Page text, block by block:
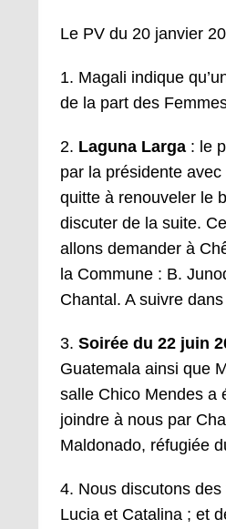
Le PV du 20 janvier
1. Magali indique
de la part des
2. Laguna Larga : le
par la présidente
quitte à renouveler le
discuter de la suite.
allons demander à
la Commune : B.
Chantal. A suivre
3. Soirée du 22 juin
Guatemala ainsi que
salle Chico Mendes a
joindre à nous par
Maldonado, réfugiée
4. Nous discutons
Lucia et Catalina ; et